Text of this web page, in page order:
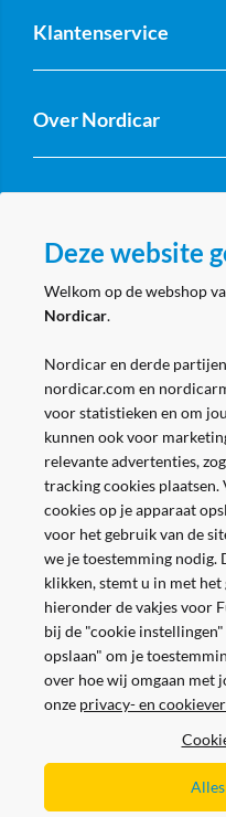
Klantenservice
Over Nordicar
Volg ons
Veilig en
Deze website
Welkom op de webshop
Nordicar.
Nordicar en derde
nordicar.com en
voor statistieken en om
kunnen ook voor
relevante advertenties,
tracking cookies plaatsen.
cookies op je apparaat
voor het gebruik van de
we je toestemming nodig.
klikken, stemt u in met
hieronder de vakjes voor
bij de "cookie
opslaan" om je
over hoe wij omgaan met
onze privacy- en